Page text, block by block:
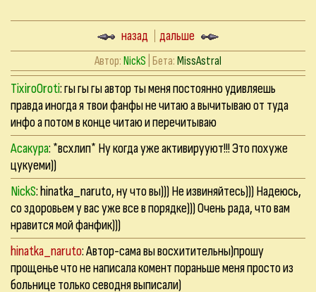
назад дальше
Автор:NickS | Бета:MissAstral
TixiroOroti: гы гы гы автор ты меня постоянно удивляешь
правда иногда я твои фанфы не читаю а вычитываю от туда
инфо а потом в конце читаю и перечитываю
Асакура: *всхлип* Ну когда уже активирууют!!! Это похуже
цукуеми))
NickS: hinatka_naruto, ну что вы))) Не извиняйтесь))) Надеюсь,
со здоровьем у вас уже все в порядке))) Очень рада, что вам
нравится мой фанфик)))
hinatka_naruto: Автор-сама вы восхитительны)прошу
прощенье что не написала комент пораньше меня просто из
больнице только севодня выписали)